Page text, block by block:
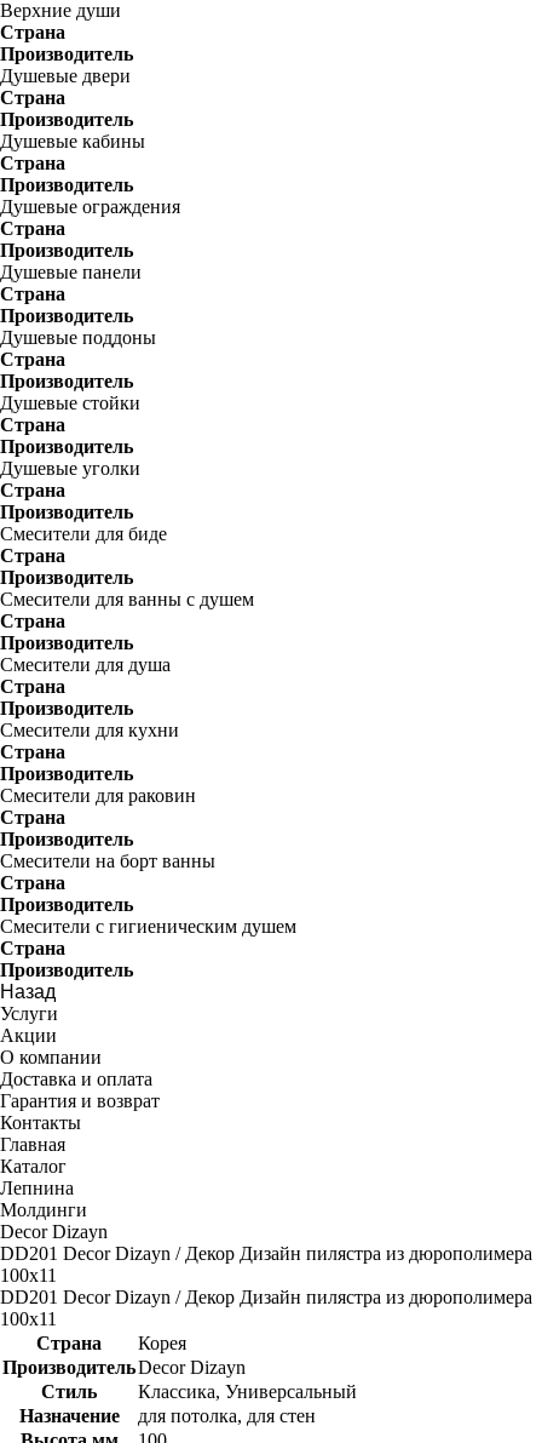
Верхние души
Страна
Производитель
Душевые двери
Страна
Производитель
Душевые кабины
Страна
Производитель
Душевые ограждения
Страна
Производитель
Душевые панели
Страна
Производитель
Душевые поддоны
Страна
Производитель
Душевые стойки
Страна
Производитель
Душевые уголки
Страна
Производитель
Смесители для биде
Страна
Производитель
Смесители для ванны с душем
Страна
Производитель
Смесители для душа
Страна
Производитель
Смесители для кухни
Страна
Производитель
Смесители для раковин
Страна
Производитель
Смесители на борт ванны
Страна
Производитель
Смесители с гигиеническим душем
Страна
Производитель
Назад
Услуги
Акции
О компании
Доставка и оплата
Гарантия и возврат
Контакты
Главная
Каталог
Лепнина
Молдинги
Decor Dizayn
DD201 Decor Dizayn / Декор Дизайн пилястра из дюрополимера
100х11
DD201 Decor Dizayn / Декор Дизайн пилястра из дюрополимера
100х11
Страна
Корея
ПроизводительDecor Dizayn
Стиль
Классика, Универсальный
Назначение
для потолка, для стен